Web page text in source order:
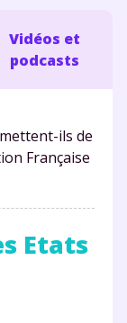
Vidéos et
podcasts
ils de
Française
Etats